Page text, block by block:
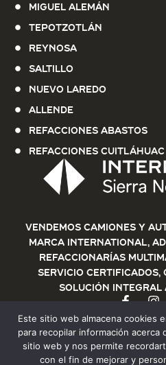
Vendemos Camiones y
marca International,
refaccionarías
servicio certificados,
solución integral
Miguel Alemán
Tepotzotlán
Reynosa
Saltillo
Nuevo Laredo
Allende
Refacciones Abastos
Refacciones Cuitláhuac
Este sitio web almacena cookies
para recopilar información
sitio web y nos permite
con el fin de mejorar y